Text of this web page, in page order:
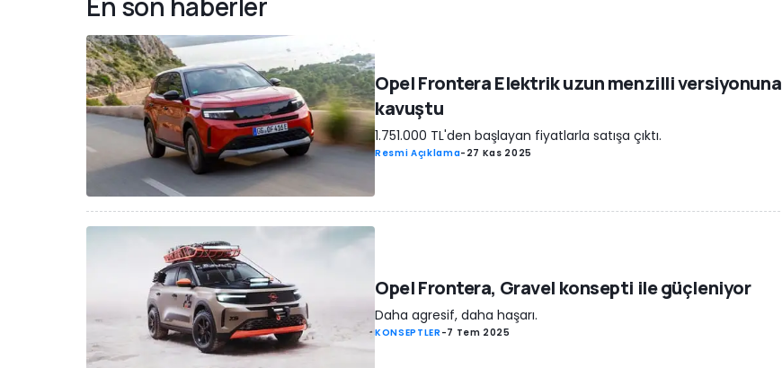
Opel Frontera Elektrik uzun menzilli versiyonuna
kavuştu
1.751.000 TL'den başlayan fiyatlarla satışa çıktı.
Resmi Açıklama- 27 Kas 2025
Opel Frontera, Gravel konsepti ile güçleniyor
Daha agresif, daha haşarı.
KONSEPTLER -7 Tem 2025